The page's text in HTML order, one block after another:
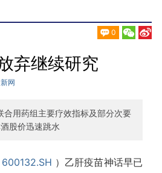
0
弃继续研究
网
合用药组主要疗效指标及部分次要
股价迅速跳水
600132.SH ）乙肝疫苗神话早已